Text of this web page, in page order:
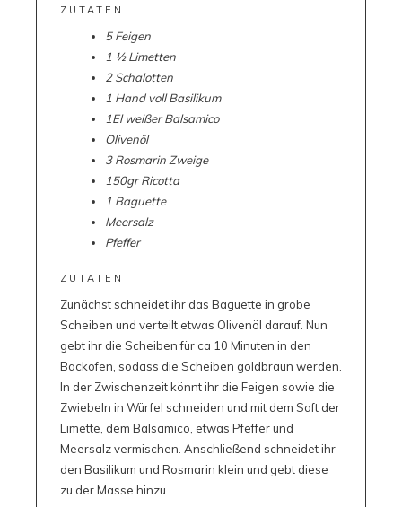
ZUTATEN
5 Feigen
1 ½ Limetten
2 Schalotten
1 Hand voll Basilikum
1El weißer Balsamico
Olivenöl
3 Rosmarin Zweige
150gr Ricotta
1 Baguette
Meersalz
Pfeffer
ZUTATEN
Zunächst schneidet ihr das Baguette in grobe
Scheiben und verteilt etwas Olivenöl darauf. Nun
gebt ihr die Scheiben für ca 10 Minuten in den
Backofen, sodass die Scheiben goldbraun werden.
In der Zwischenzeit könnt ihr die Feigen sowie die
Zwiebeln in Würfel schneiden und mit dem Saft der
Limette, dem Balsamico, etwas Pfeffer und
Meersalz vermischen. Anschließend schneidet ihr
den Basilikum und Rosmarin klein und gebt diese
zu der Masse hinzu.